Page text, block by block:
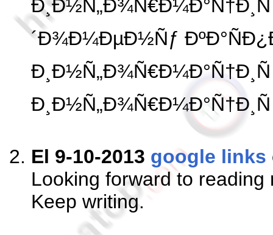
´Ð¾Ð¼ÐµÐ½Ñƒ
El 9-10-2013 google links
Looking forward to
Keep writing.